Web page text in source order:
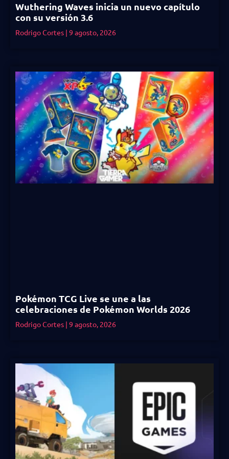
Wuthering Waves inicia un nuevo capítulo
con su versión 3.6
Rodrigo Cortes 9 agosto, 2026
Pokémon TCG Live se une a las
celebraciones de Pokémon Worlds 2026
Rodrigo Cortes 9 agosto, 2026